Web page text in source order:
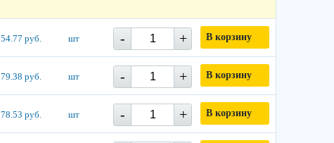
54.77 руб. шт - + В корзину
79.38 руб. шт - + В корзину
78.53 руб. шт - + В корзину